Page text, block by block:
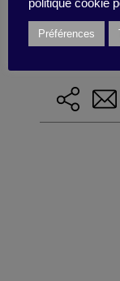
enseignement
économie
politique cookie
Préférences